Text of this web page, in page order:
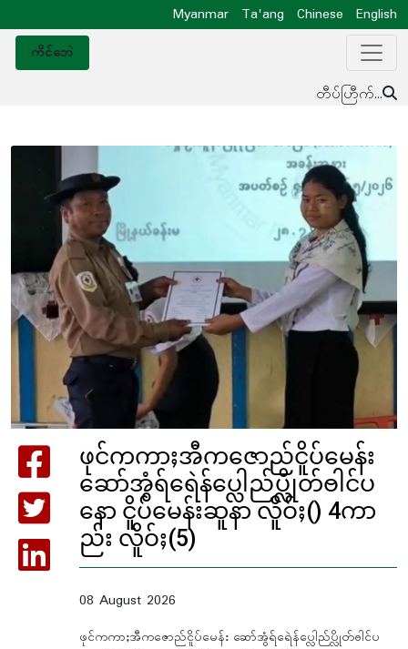
Myanmar Ta'ang Chinese
English
ကိင်ဘေဲ
တီပ်ဟြီက်...
ဖုင်ကကာႈအီကဇောည်ငိူပ်မေန်း
ဆော်အွံရ်ရေဲန်ပ္လေါည်ပ္လိုတ်ႎါင်ပ
နော ငိူပ်မေန်းဆူနာ လိူဝ်ႈ() 4ကာ
ည်း လိူဝ်ႈ(5)
08 August 2026
ဖုင်ကကာႈအီကဇောည်ငိူပ်မေန်း ဆော်အွံရ်ရေဲန်ပ္လေါည်ပ္လိုတ်ႎါင်ပ